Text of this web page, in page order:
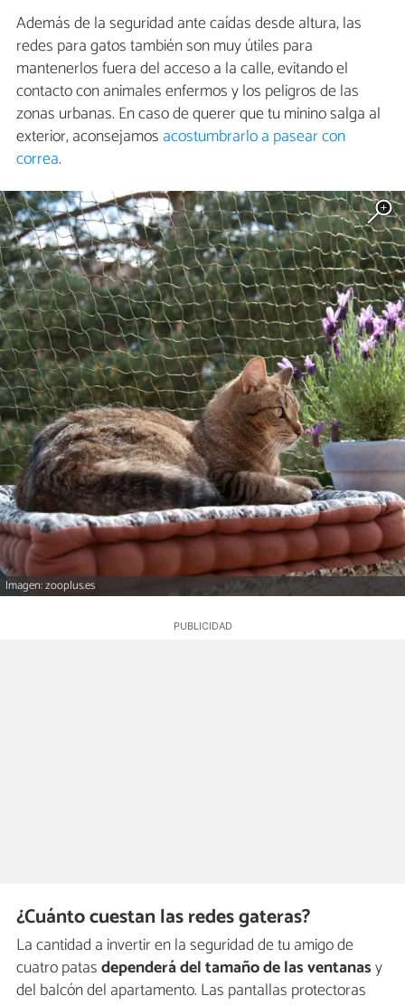
Además de la seguridad ante caídas desde altura, las
redes para gatos también son muy útiles para
mantenerlos fuera del acceso a la calle, evitando el
contacto con animales enfermos y los peligros de las
zonas urbanas. En caso de querer que tu minino salga al
exterior, aconsejamos acostumbrarlo a pasear con
correa.
Imagen: zooplus.es
¿Cuánto cuestan las redes gateras?
La cantidad a invertir en la seguridad de tu amigo de
cuatro patasdependerá del tamaño de las ventanasy
del balcón del apartamento. Las pantallas protectoras